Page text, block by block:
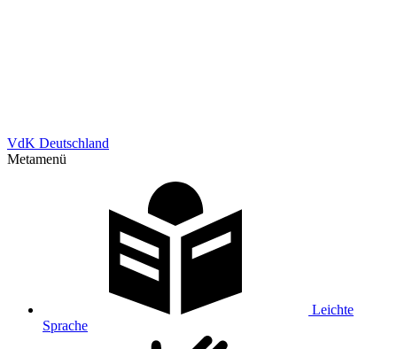
VdK Deutschland
Metamenü
Leichte
Sprache